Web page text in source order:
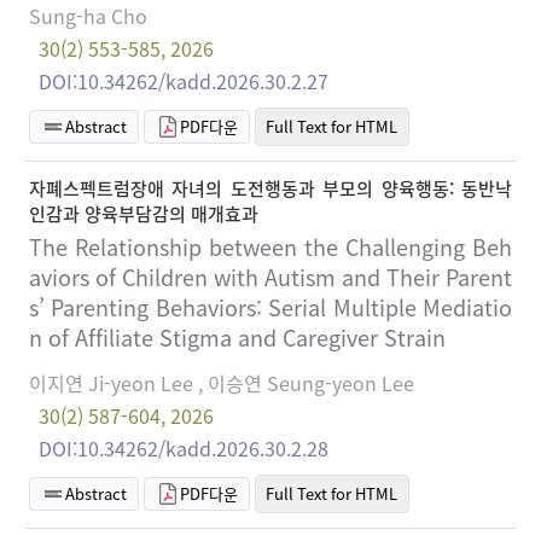
Sung-ha Cho
30(2) 553-585, 2026
DOI:10.34262/kadd.2026.30.2.27
Abstract PDF다운 Full Text for HTML
자폐스펙트럼장애 자녀의 도전행동과 부모의 양육행동: 동반낙
인감과 양육부담감의 매개효과
The Relationship between the Challenging Beh
aviors of Children with Autism and Their Parent
s’ Parenting Behaviors: Serial Multiple Mediatio
n of Affiliate Stigma and Caregiver Strain
이지연 Ji-yeon Lee , 이승연 Seung-yeon Lee
30(2) 587-604, 2026
DOI:10.34262/kadd.2026.30.2.28
Abstract PDF다운 Full Text for HTML